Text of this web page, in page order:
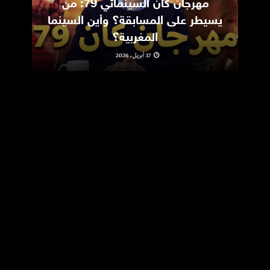
مهرجان كان السينمائي 79: من
يسيطر على المسابقة؟ وأين السينما
المغربية؟
17 أبريل، 2026